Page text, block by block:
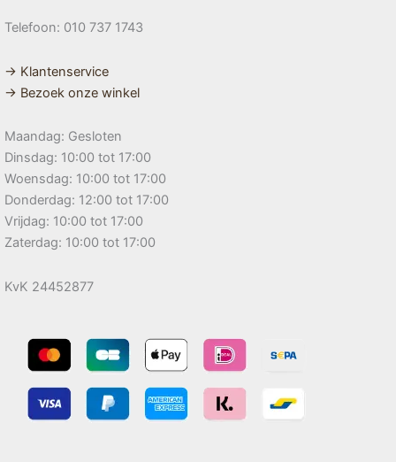
Telefoon: 010 737 1743
→ Klantenservice
→ Bezoek onze winkel
Maandag: Gesloten
Dinsdag: 10:00 tot 17:00
Woensdag: 10:00 tot 17:00
Donderdag: 12:00 tot 17:00
Vrijdag: 10:00 tot 17:00
Zaterdag: 10:00 tot 17:00
KvK 24452877